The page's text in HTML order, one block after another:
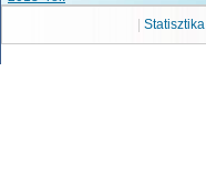
Statisztika